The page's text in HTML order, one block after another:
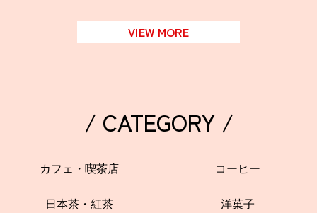
VIEW MORE
/ CATEGORY /
カフェ・喫茶店 コーヒー
日本茶・紅茶 洋菓子